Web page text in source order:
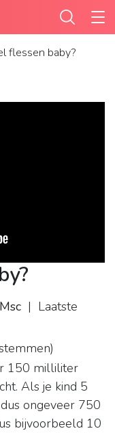
flessen baby?
| Laatste
)
150 milliliter
Als je kind 5
ongeveer 750
bijvoorbeeld 10